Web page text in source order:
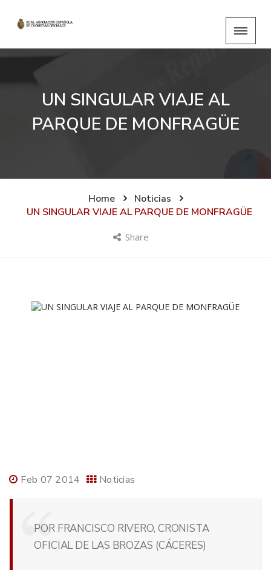
UN SINGULAR VIAJE AL
PARQUE DE MONFRAGÜE
Home
Noticias
UN SINGULAR VIAJE AL PARQUE DE MONFRAGÜE
Share
Feb 07 2014 Noticias
POR FRANCISCO RIVERO, CRONISTA
OFICIAL DE LAS BROZAS (CÁCERES)